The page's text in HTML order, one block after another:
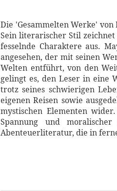
Die 'Gesammelten Werke'
Sein literarischer Stil
fesselnde Charaktere aus.
angesehen, der mit seinen
Welten entführt, von den
gelingt es, den Leser in eine
trotz seines schwierigen
eigenen Reisen sowie
mystischen Elementen
Spannung und
Abenteuerliteratur, die in